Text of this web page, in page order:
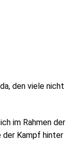
den viele nicht
im Rahmen der
der Kampf hinter